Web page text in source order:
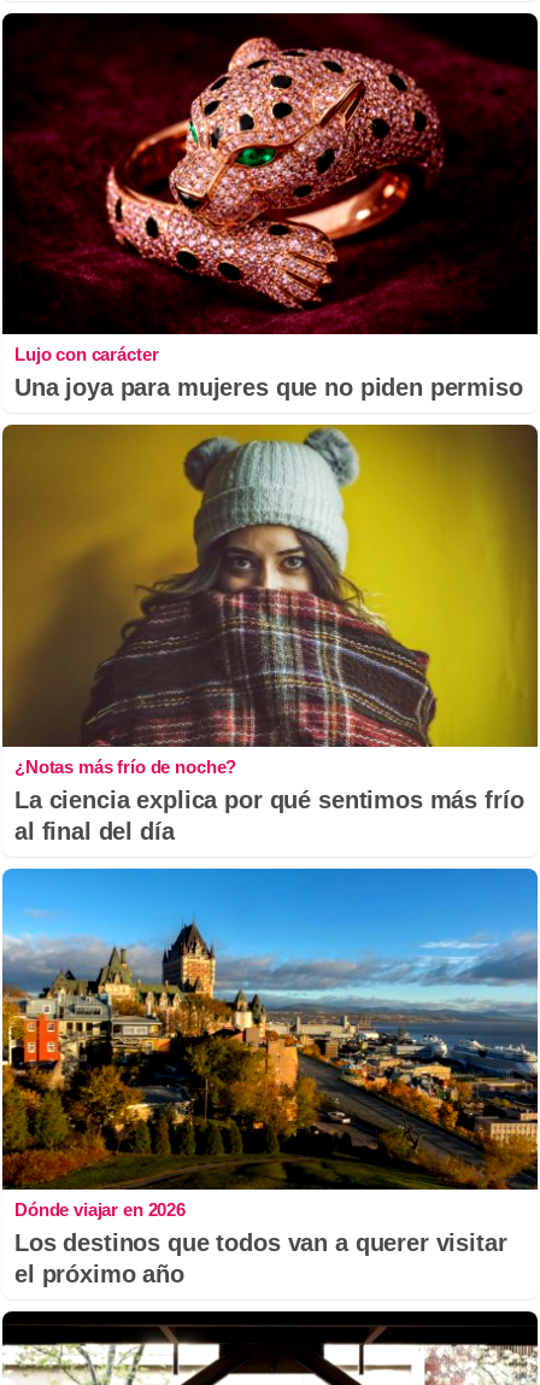
Lujo con carácter
Una joya para mujeres que no piden permiso
¿Notas más frío de noche?
La ciencia explica por qué sentimos más frío
al final del día
Dónde viajar en 2026
Los destinos que todos van a querer visitar
el próximo año